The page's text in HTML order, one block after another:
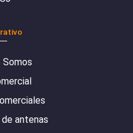
Somos
antenas